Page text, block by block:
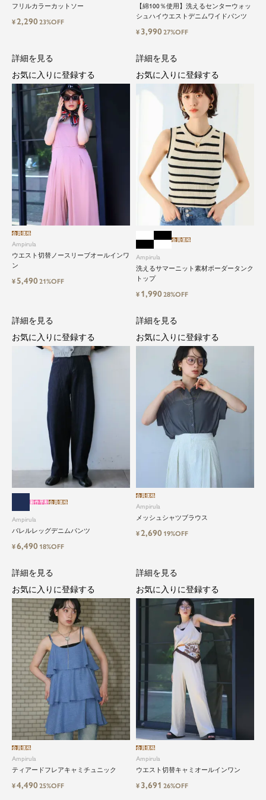
フリルカラーカットソー
¥2,29023%OFF
【綿100％使用】洗えるセンターウォッ
シュハイウエストデニムワイドパンツ
¥ 3,99027%OFF
Ampirula
ウエスト切替ノースリーブオールインワ
ン
会員価格
¥5,49021%OFF
詳細を見る
お気に入りに登録する
Ampirula
洗えるサマーニット素材ボーダータンク
トップ
会員価格
¥ 1,99028%OFF
詳細を見る
お気に入りに登録する
Ampirula
バレルレッグデニムパンツ
新作早割会員価格
¥6,490 18%OFF
詳細を見る
お気に入りに登録する
Ampirula
メッシュシャツブラウス
会員価格
¥2,690 19%OFF
詳細を見る
お気に入りに登録する
Ampirula
ティアードフレアキャミチュニック
会員価格
¥4,49025%OFF
詳細を見る
お気に入りに登録する
Ampirula
ウエスト切替キャミオールインワン
会員価格
¥ 3,691 26%OFF
詳細を見る
お気に入りに登録する